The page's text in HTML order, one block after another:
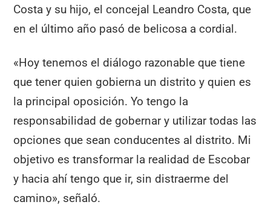
Costa y su hijo, el concejal Leandro Costa, que
en el último año pasó de belicosa a cordial.
«Hoy tenemos el diálogo razonable que tiene
que tener quien gobierna un distrito y quien es
la principal oposición. Yo tengo la
responsabilidad de gobernar y utilizar todas las
opciones que sean conducentes al distrito. Mi
objetivo es transformar la realidad de Escobar
y hacia ahí tengo que ir, sin distraerme del
camino», señaló.